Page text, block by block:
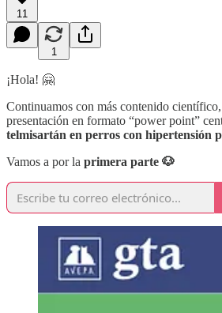
11
1
¡Hola! 🤗
Continuamos con más contenido científico,
presentación en formato “power point”
telmisartán en perros con hipertensión
Vamos a por la primera parte 🐶